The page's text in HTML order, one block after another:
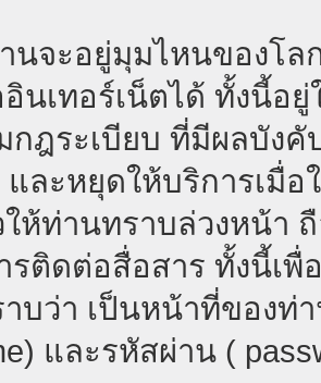
นจะอยู่มุมไหนของโล
นเทอร์เน็ตได้ ทั้งนี้อ
ฎระเบียบ ที่มีผลบังคั
และหยุดให้บริการเมื่
ห้ท่านทราบล่วงหน้า
รติดต่อสื่อสาร ทั้งนี้เพื่
บว่า เป็นหน้าที่ของท่
และรหัสผ่าน (